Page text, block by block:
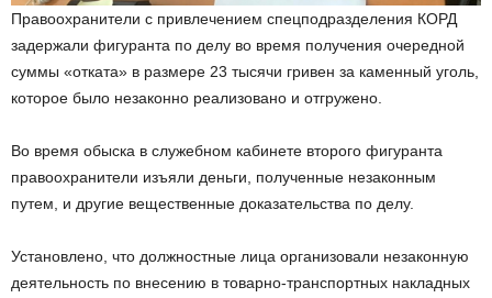
Правоохранители с привлечением спецподразделения КОРД
задержали фигуранта по делу во время получения очередной
суммы «отката» в размере 23 тысячи гривен за каменный уголь,
которое было незаконно реализовано и отгружено.
Во время обыска в служебном кабинете второго фигуранта
правоохранители изъяли деньги, полученные незаконным
путем, и другие вещественные доказательства по делу.
Установлено, что должностные лица организовали незаконную
деятельность по внесению в товарно-транспортных накладных